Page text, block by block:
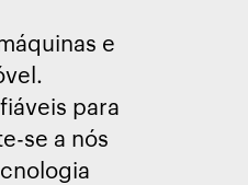
e
para
se a nós